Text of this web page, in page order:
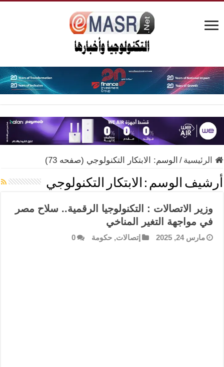
الرئيسية / الوسم: الابتكار التكنولوجي (صفحه 73)
أرشيف الوسم : الابتكار التكنولوجي
وزير الاتصالات : التكنولوجيا الرقمية.. سلاح مصر
في مواجهة التغير المناخي
مارس 24, 2025 إتصالات,حكومة 0